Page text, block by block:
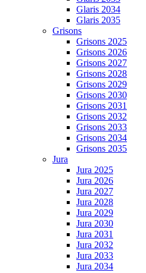
Glaris 2034
Glaris 2035
Grisons
Grisons 2025
Grisons 2026
Grisons 2027
Grisons 2028
Grisons 2029
Grisons 2030
Grisons 2031
Grisons 2032
Grisons 2033
Grisons 2034
Grisons 2035
Jura
Jura 2025
Jura 2026
Jura 2027
Jura 2028
Jura 2029
Jura 2030
Jura 2031
Jura 2032
Jura 2033
Jura 2034